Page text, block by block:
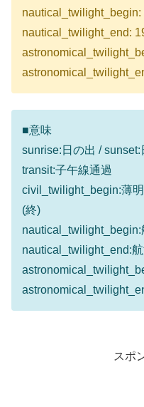
nautical_twilight_begin:
nautical_twilight_end:
■意味
sunrise:日の出 / sunset:
transit:子午線通過
civil_twilight_begin:薄
(終)
nautical_twilight_begin:
nautical_twilight_end:
スポ